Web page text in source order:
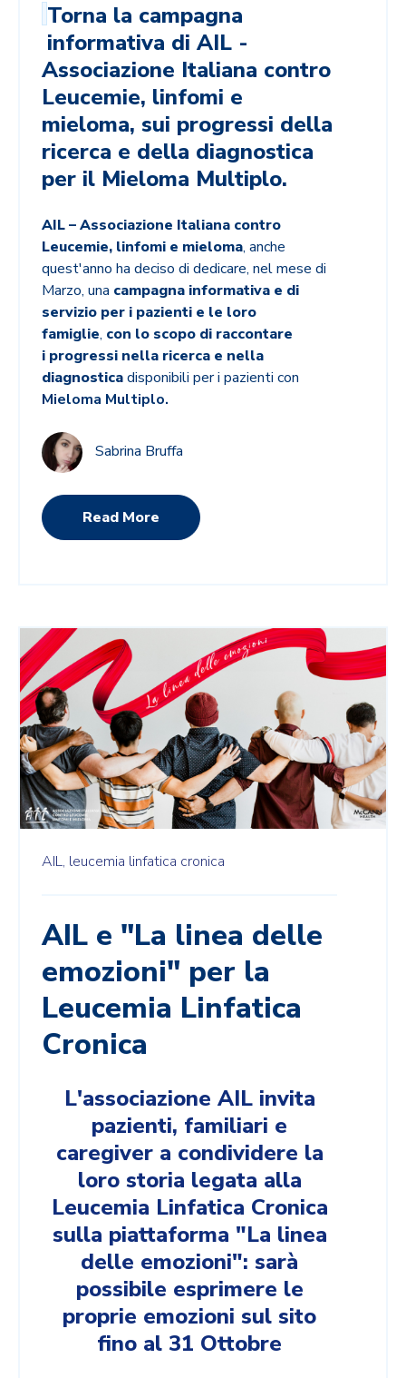
Torna la campagna
informativa di AIL -
Associazione Italiana contro
Leucemie, linfomi e
mieloma, sui progressi della
ricerca e della diagnostica
per il Mieloma Multiplo.
AIL – Associazione Italiana contro
Leucemie, linfomi e mieloma, anche
quest'anno ha deciso di dedicare, nel mese di
Marzo, una campagna informativa e di
servizio per i pazienti e le loro
famiglie, con lo scopo di raccontare
i progressi nella ricerca e nella
diagnosticadisponibili per i pazienti con
Mieloma Multiplo.
Sabrina Bruffa
Read More
AIL, leucemia linfatica cronica
AIL e "La linea delle
emozioni" per la
Leucemia Linfatica
Cronica
L'associazione AIL invita
pazienti, familiari e
caregiver a condividere la
loro storia legata alla
Leucemia Linfatica Cronica
sulla piattaforma "La linea
delle emozioni": sarà
possibile esprimere le
proprie emozioni sul sito
fino al 31 Ottobre